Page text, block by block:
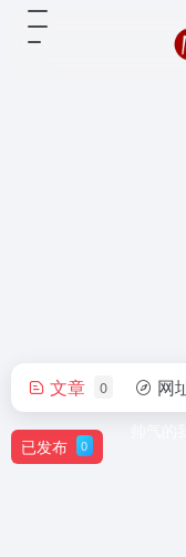
文章 0 网
已发布 0